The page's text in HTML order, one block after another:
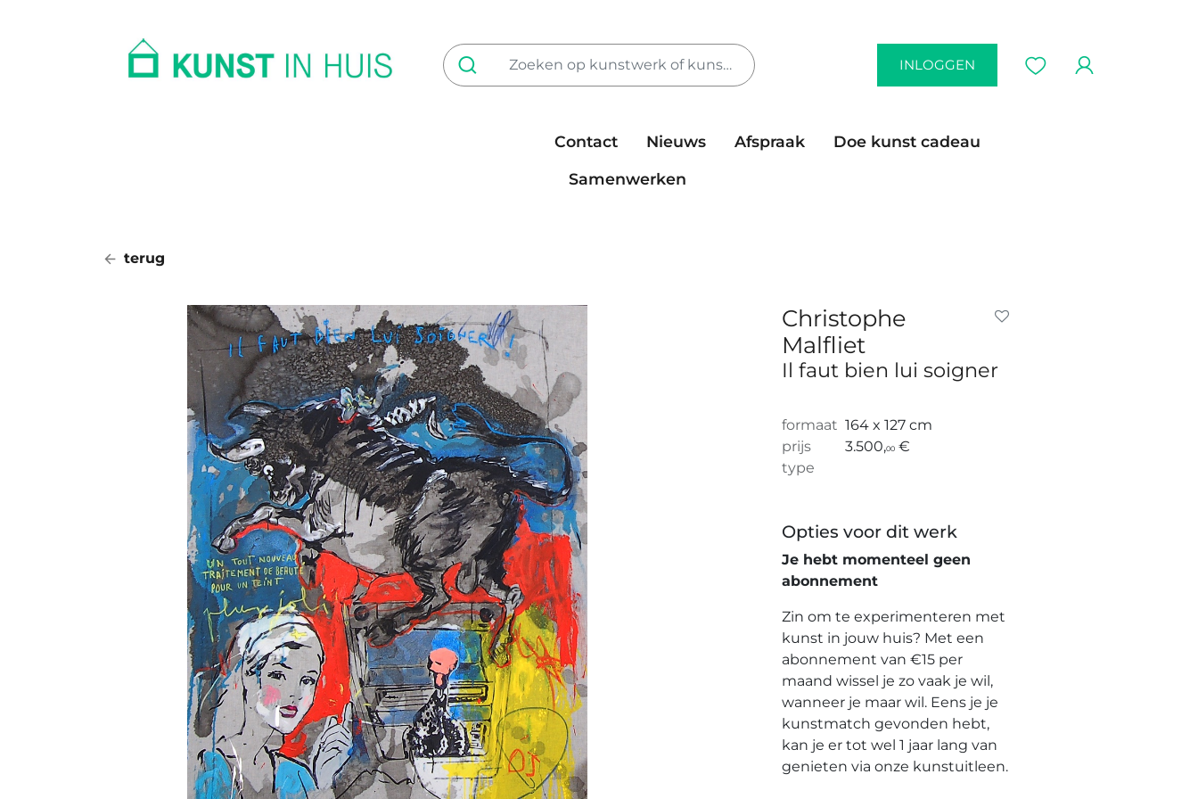
INLOGGEN
Contact Nieuws Afspraak
Doe kunst cadeau
Samenwerken
terug
Christophe
Malfliet
Il faut bien lui soigner
formaat 164 x 127 cm
prijs
3.500,00 €
type
Opties voor dit werk
Je hebt momenteel geen
abonnement
Zin om te experimenteren met
kunst in jouw huis? Met een
abonnement van €15 per
maand wissel je zo vaak je wil,
wanneer je maar wil. Eens je je
kunstmatch gevonden hebt,
kan je er tot wel 1 jaar lang van
genieten via onze kunstuitleen.